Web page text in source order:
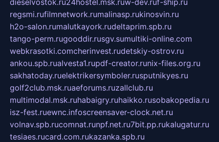
regsmi.rufilmnetwork.rumalinasp.rukinosvin.ru
h2o-salon.rumalutkayork.rudeltaprim.spb.ru
tango-perm.rugooddir.rusgv.sumultiki-online.com
webkrasotki.comcherinvest.rudetskiy-ostrov.ru
ankou.spb.rualvesta1.rupdf-creator.runix-files.org.ru
sakhatoday.ruelektrikersymboler.rusputnikyes.ru
golf2club.msk.ruaeforums.ruzallclub.ru
multimodal.msk.ruhabaigry.ruhaikko.rusobakopedia.ru
isz-fest.ruewnc.infoscreensaver-clock.net.ru
volnav.spb.rucomnat.runpf.net.ru7bit.pp.rukalugatur.ru
tesiaes.rucard.com.rukazanka.spb.ru